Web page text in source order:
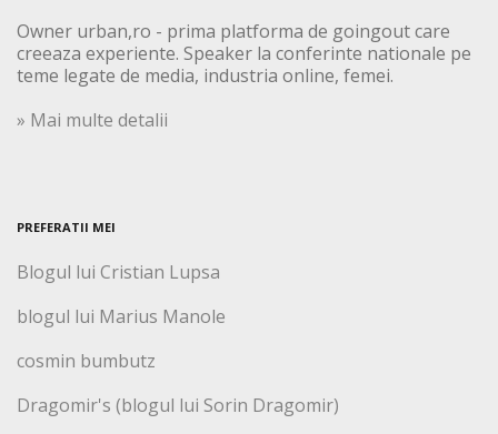
Owner urban,ro - prima platforma de goingout care
creeaza experiente. Speaker la conferinte nationale pe
teme legate de media, industria online, femei.
» Mai multe detalii
PREFERATII MEI
Blogul lui Cristian Lupsa
blogul lui Marius Manole
cosmin bumbutz
Dragomir's (blogul lui Sorin Dragomir)